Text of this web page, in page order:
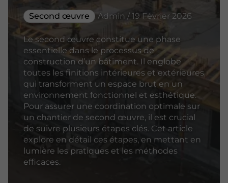
Second œuvre Admin / 19 Février 2026
Le second œuvre constitue une phase
essentielle dans le processus de
construction d’un bâtiment. Il englobe
toutes les finitions intérieures et extérieures
qui transforment un espace brut en un
environnement fonctionnel et esthétique.
Pour assurer une coordination optimale sur
un chantier de second œuvre, il est crucial
de suivre plusieurs étapes clés. Cet article
explore en détail ces étapes, en mettant en
lumière les pratiques et les méthodes
efficaces.